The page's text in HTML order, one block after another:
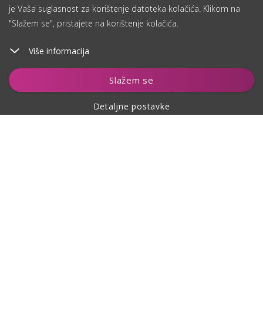
je Vaša suglasnost za korištenje datoteka kolačića. Klikom na
"Slažem se", pristajete na korištenje kolačića.
Više informacija
Slažem se
Detaljne postavke
Dodaj u košaricu